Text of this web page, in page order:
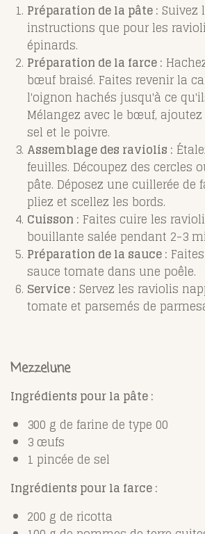
Préparation de la pâte : Suivez
instructions que pour les
épinards.
Préparation de la farce :
bœuf braisé. Faites revenir la
l'oignon hachés jusqu'à ce
Mélangez avec le bœuf,
sel et le poivre.
Assemblage des raviolis :
feuilles. Découpez des cercles
pâte. Déposez une cuillerée de
pliez et scellez les bords.
Cuisson : Faites cuire les
bouillante salée pendant 2-3
Préparation de la sauce :
sauce tomate dans une poêle.
Service : Servez les raviolis
tomate et parsemés de
Mezzelune
Ingrédients pour la pâte :
300 g de farine de type 00
3 œufs
1 pincée de sel
Ingrédients pour la farce :
200 g de ricotta